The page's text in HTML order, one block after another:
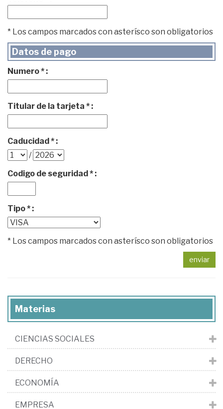
* Los campos marcados con asterísco son obligatorios
Datos de pago
Numero * :
Titular de la tarjeta * :
Caducidad * :
/
Codigo de seguridad * :
Tipo * :
* Los campos marcados con asterísco son obligatorios
enviar
Materias
CIENCIAS SOCIALES
DERECHO
ECONOMÍA
EMPRESA